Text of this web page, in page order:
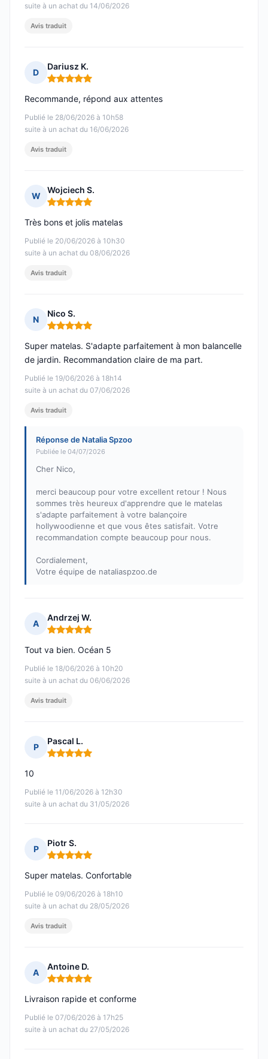
suite à un achat du 14/06/2026
Avis traduit
D
Dariusz K.
Note : 5 sur 5
Publié le 28/06/2026 à 10h58
suite à un achat du 16/06/2026
Recommande, répond aux attentes
Avis traduit
W
Wojciech S.
Note : 5 sur 5
Publié le 20/06/2026 à 10h30
suite à un achat du 08/06/2026
Très bons et jolis matelas
Avis traduit
N
Nico S.
Note : 5 sur 5
Publié le 19/06/2026 à 18h14
suite à un achat du 07/06/2026
Super matelas. S'adapte parfaitement à mon balancelle
de jardin. Recommandation claire de ma part.
Avis traduit
Réponse de Natalia Spzoo
Publiée le 04/07/2026
Cher Nico,
merci beaucoup pour votre excellent retour ! Nous
sommes très heureux d'apprendre que le matelas
s'adapte parfaitement à votre balançoire
hollywoodienne et que vous êtes satisfait. Votre
recommandation compte beaucoup pour nous.
Cordialement,
Votre équipe de nataliaspzoo.de
A
Andrzej W.
Note : 5 sur 5
Publié le 18/06/2026 à 10h20
suite à un achat du 06/06/2026
Tout va bien. Océan 5
Avis traduit
P
Pascal L.
Note : 5 sur 5
Publié le 11/06/2026 à 12h30
suite à un achat du 31/05/2026
10
P
Piotr S.
Note : 5 sur 5
Publié le 09/06/2026 à 18h10
suite à un achat du 28/05/2026
Super matelas. Confortable
Avis traduit
A
Antoine D.
Note : 5 sur 5
Publié le 07/06/2026 à 17h25
suite à un achat du 27/05/2026
Livraison rapide et conforme